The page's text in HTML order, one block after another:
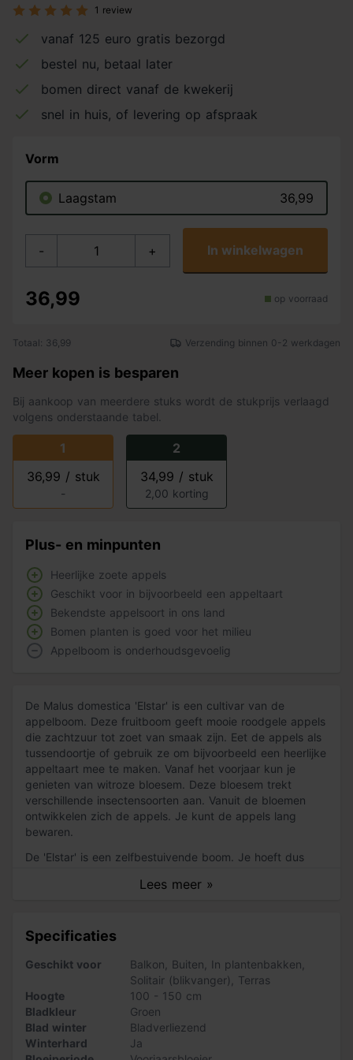
1 review
vanaf 125 euro gratis bezorgd
bestel nu, betaal later
bomen direct vanaf de kwekerij
snel in huis, of levering op afspraak
Vorm
Laagstam 36,99
- + In winkelwagen
36,99 op voorraad
Totaal: 36,99 Verzending binnen 0-2 werkdagen
Meer kopen is besparen
Bij aankoop van meerdere stuks wordt de stukprijs verlaagd
volgens onderstaande tabel.
1
36,99 / stuk
-
2
34,99 / stuk
2,00 korting
Plus- en minpunten
Heerlijke zoete appels
Geschikt voor in bijvoorbeeld een appeltaart
Bekendste appelsoort in ons land
Bomen planten is goed voor het milieu
Appelboom is onderhoudsgevoelig
De Malus domestica 'Elstar' is een cultivar van de
appelboom. Deze fruitboom geeft mooie roodgele appels
die zachtzuur tot zoet van smaak zijn. Eet de appels als
tussendoortje of gebruik ze om bijvoorbeeld een heerlijke
appeltaart mee te maken. Vanaf het voorjaar kun je
genieten van witroze bloesem. Deze bloesem trekt
verschillende insectensoorten aan. Vanuit de bloemen
ontwikkelen zich de appels. Je kunt de appels lang
bewaren.
Lees meer »
De 'Elstar' is een zelfbestuivende boom. Je hoeft dus
deze fruitboom meer vruchten geeft als je er een
de Malus domestica 'Cox's Orange Pippin' en de Malus
prachtige boom. In het najaar en in de winter heeft de
boom een prachtig kaal silhouet. De 'Elstar' is goed
winterhard.
Zo verzorg je de 'Elstar'
Het onderhouden van een fruitboom is lastiger dan een
Specificaties
Geschikt voor Balkon Buiten In plantenbakken
Solitair (blikvanger)
Terras
Hoogte
100 - 150 cm
Bladkleur
Groen
Blad winter
Bladverliezend
Winterhard
Ja